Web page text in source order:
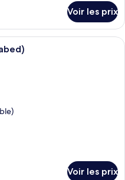
Voir les prix
chambre d’hôtel moderne
Voir les prix